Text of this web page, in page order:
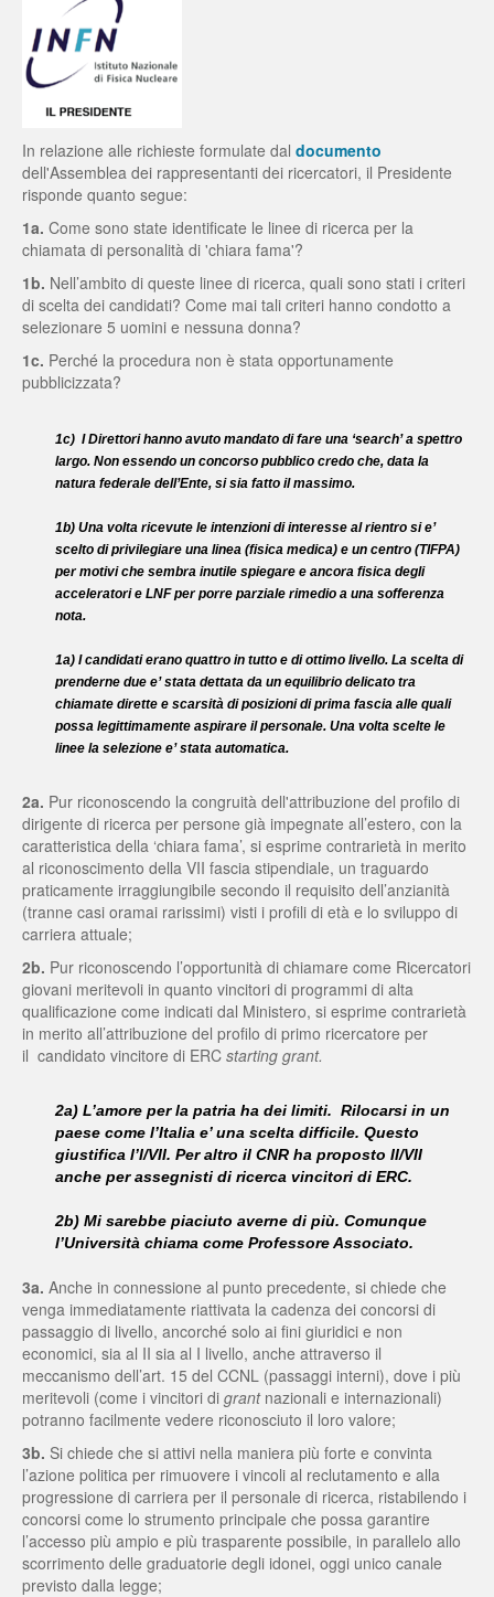
In relazione alle richieste formulate dal documento
dell'Assemblea dei rappresentanti dei ricercatori, il Presidente
risponde quanto segue:
1a. Come sono state identificate le linee di ricerca per la
chiamata di personalità di 'chiara fama'?
1b. Nell’ambito di queste linee di ricerca, quali sono stati i criteri
di scelta dei candidati? Come mai tali criteri hanno condotto a
selezionare 5 uomini e nessuna donna?
1c. Perché la procedura non è stata opportunamente
pubblicizzata?
1c) I Direttori hanno avuto mandato di fare una ‘search’ a spettro
largo. Non essendo un concorso pubblico credo che, data la
natura federale dell’Ente, si sia fatto il massimo.
1b) Una volta ricevute le intenzioni di interesse al rientro si e’
scelto di privilegiare una linea (fisica medica) e un centro (TIFPA)
per motivi che sembra inutile spiegare e ancora fisica degli
acceleratori e LNF per porre parziale rimedio a una sofferenza
nota.
1a) I candidati erano quattro in tutto e di ottimo livello. La scelta di
prenderne due e’ stata dettata da un equilibrio delicato tra
chiamate dirette e scarsità di posizioni di prima fascia alle quali
possa legittimamente aspirare il personale. Una volta scelte le
linee la selezione e’ stata automatica.
2a. Pur riconoscendo la congruità dell'attribuzione del profilo di
dirigente di ricerca per persone già impegnate all’estero, con la
caratteristica della ‘chiara fama’, si esprime contrarietà in merito
al riconoscimento della VII fascia stipendiale, un traguardo
praticamente irraggiungibile secondo il requisito dell’anzianità
(tranne casi oramai rarissimi) visti i profili di età e lo sviluppo di
carriera attuale;
2b. Pur riconoscendo l’opportunità di chiamare come Ricercatori
giovani meritevoli in quanto vincitori di programmi di alta
qualificazione come indicati dal Ministero, si esprime contrarietà
in merito all’attribuzione del profilo di primo ricercatore per
il candidato vincitore di ERC starting grant.
2a) L’amore per la patria ha dei limiti. Rilocarsi in un
paese come l’Italia e’ una scelta difficile. Questo
giustifica l’I/VII. Per altro il CNR ha proposto II/VII
anche per assegnisti di ricerca vincitori di ERC.
2b) Mi sarebbe piaciuto averne di più. Comunque
l’Università chiama come Professore Associato.
3a. Anche in connessione al punto precedente, si chiede che
venga immediatamente riattivata la cadenza dei concorsi di
passaggio di livello, ancorché solo ai fini giuridici e non
economici, sia al II sia al I livello, anche attraverso il
meccanismo dell’art. 15 del CCNL (passaggi interni), dove i più
meritevoli (come i vincitori di grant nazionali e internazionali)
potranno facilmente vedere riconosciuto il loro valore;
3b. Si chiede che si attivi nella maniera più forte e convinta
l’azione politica per rimuovere i vincoli al reclutamento e alla
progressione di carriera per il personale di ricerca, ristabilendo i
concorsi come lo strumento principale che possa garantire
l’accesso più ampio e più trasparente possibile, in parallelo allo
scorrimento delle graduatorie degli idonei, oggi unico canale
previsto dalla legge;